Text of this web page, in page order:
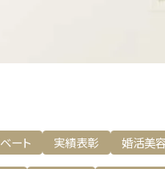
ート 実績表彰 婚活美